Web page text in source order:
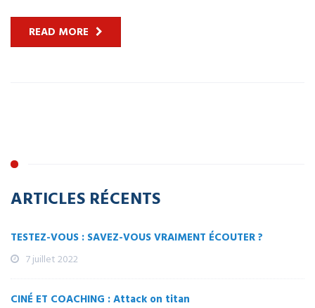
READ MORE
ARTICLES RÉCENTS
TESTEZ-VOUS : SAVEZ-VOUS VRAIMENT ÉCOUTER ?
7 juillet 2022
CINÉ ET COACHING : Attack on titan